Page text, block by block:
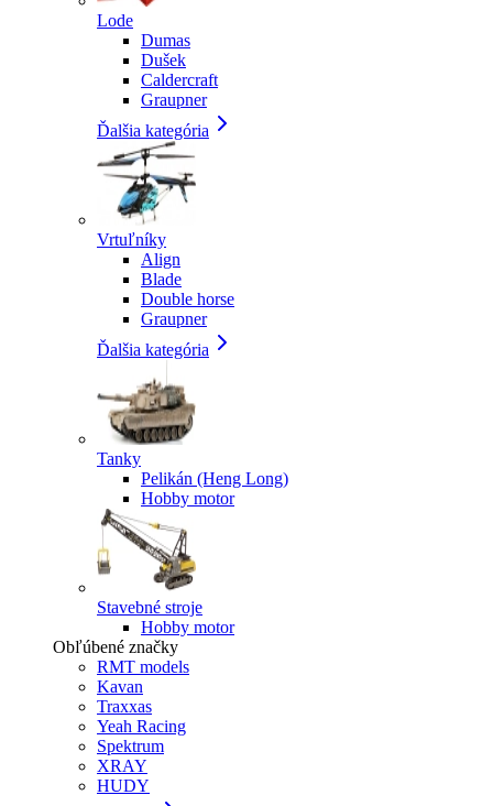
Lode
Dumas
Dušek
Caldercraft
Graupner
Ďalšia kategória
Vrtuľníky
Align
Blade
Double horse
Graupner
Ďalšia kategória
Tanky
Pelikán (Heng Long)
Hobby motor
Stavebné stroje
Hobby motor
Obľúbené značky
RMT models
Kavan
Traxxas
Yeah Racing
Spektrum
XRAY
HUDY